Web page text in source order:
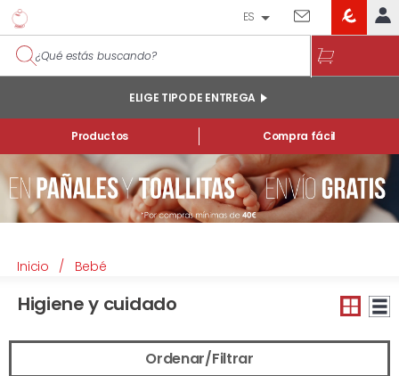
MI CUENTA
Pedidos online
Mis productos comprados en tienda y online
Listas
ES
CLUB
Productos
ELIGE TIPO DE ENTREGA
Compra fácil
Inicio / Bebé
Higiene y cuidado
Ordenar/Filtrar